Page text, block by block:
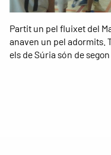
Partit un pel fluixet del
anaven un pel adormits.
els de Súria són de